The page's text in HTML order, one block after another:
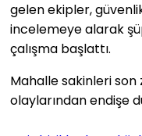
gelen ekipler,
incelemeye alarak
çalışma başlattı.
Mahalle sakinleri son
olaylarından endişe